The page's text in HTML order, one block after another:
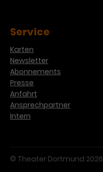
Service
Karten
Newsletter
Abonnements
Presse
Anfahrt
Ansprechpartner
Intern
© Theater Dortmund 2026